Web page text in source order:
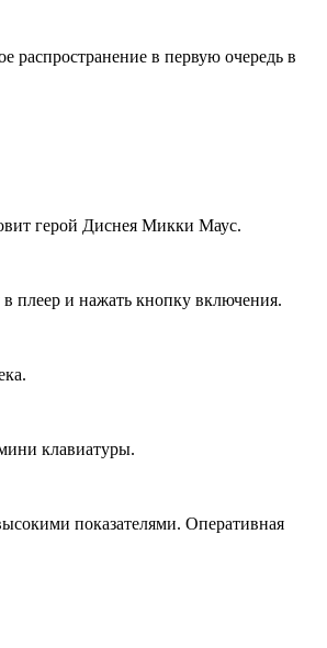
в первую очередь в
герой Диснея Микки Маус.
плеер и нажать кнопку включения.
клавиатуры.
показателями. Оперативная